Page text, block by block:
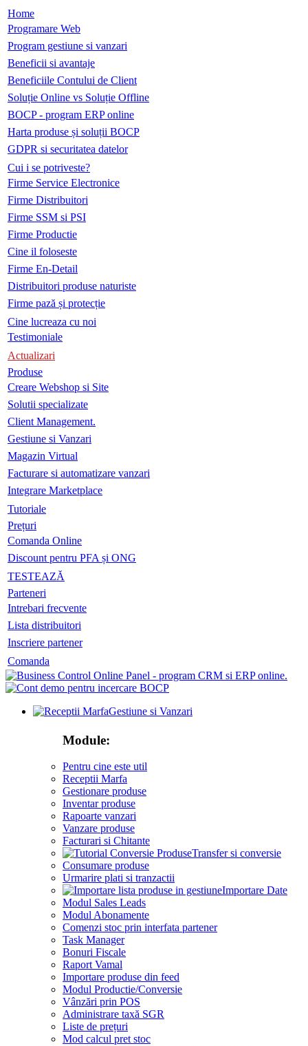
Home
Programare Web
Program gestiune si vanzari
Beneficii si avantaje
Beneficiile Contului de Client
Soluție Online vs Soluție Offline
BOCP - program ERP online
Harta produse și soluții BOCP
GDPR si securitatea datelor
Cui i se potriveste?
Firme Service Electronice
Firme Distribuitori
Firme SSM si PSI
Firme Productie
Cine il foloseste
Firme En-Detail
Distribuitori produse naturiste
Firme pază și protecție
Cine lucreaza cu noi
Testimoniale
Actualizari
Produse
Creare Webshop si Site
Solutii specializate
Client Management.
Gestiune si Vanzari
Magazin Virtual
Facturare si automatizare vanzari
Integrare Marketplace
Tutoriale
Prețuri
Comanda Online
Discount pentru PFA și ONG
TESTEAZĂ
Parteneri
Intrebari frecvente
Lista distribuitori
Inscriere partener
Comanda
Gestiune si Vanzari
Module:
Pentru cine este util
Receptii Marfa
Gestionare produse
Inventar produse
Rapoarte vanzari
Vanzare produse
Facturari si Chitante
Transfer si conversie
Consumare produse
Urmarire plati si tranzactii
Importare Date
Modul Sales Leads
Modul Abonamente
Comenzi stoc prin interfata partener
Task Manager
Bonuri Fiscale
Raport Vamal
Importare produse din feed
Modul Productie/Conversie
Vânzări prin POS
Administrare taxă SGR
Liste de prețuri
Mod calcul pret stoc